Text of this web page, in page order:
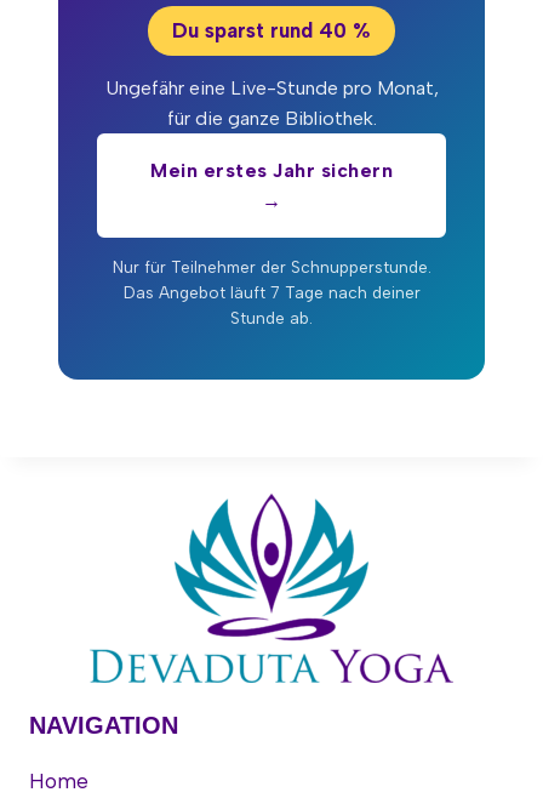
Du sparst rund 40 %
Ungefähr eine Live-Stunde pro Monat,
für die ganze Bibliothek.
Mein erstes Jahr sichern
→
Nur für Teilnehmer der Schnupperstunde.
Das Angebot läuft 7 Tage nach deiner
Stunde ab.
NAVIGATION
Home